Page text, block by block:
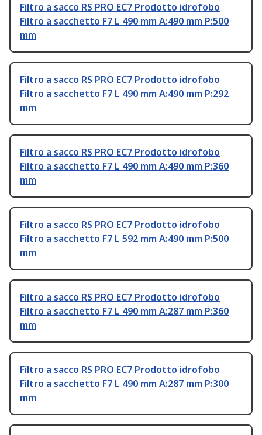
Filtro a sacco RS PRO EC7 Prodotto idrofobo
Filtro a sacchetto F7 L 490 mm A:490 mm P:500
mm
Filtro a sacco RS PRO EC7 Prodotto idrofobo
Filtro a sacchetto F7 L 490 mm A:490 mm P:292
mm
Filtro a sacco RS PRO EC7 Prodotto idrofobo
Filtro a sacchetto F7 L 490 mm A:490 mm P:360
mm
Filtro a sacco RS PRO EC7 Prodotto idrofobo
Filtro a sacchetto F7 L 592 mm A:490 mm P:500
mm
Filtro a sacco RS PRO EC7 Prodotto idrofobo
Filtro a sacchetto F7 L 490 mm A:287 mm P:360
mm
Filtro a sacco RS PRO EC7 Prodotto idrofobo
Filtro a sacchetto F7 L 490 mm A:287 mm P:300
mm